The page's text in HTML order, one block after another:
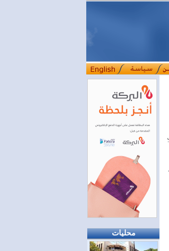
محليات
لسورية خطوة أساسية نحو بناء قطاع مالي حديث